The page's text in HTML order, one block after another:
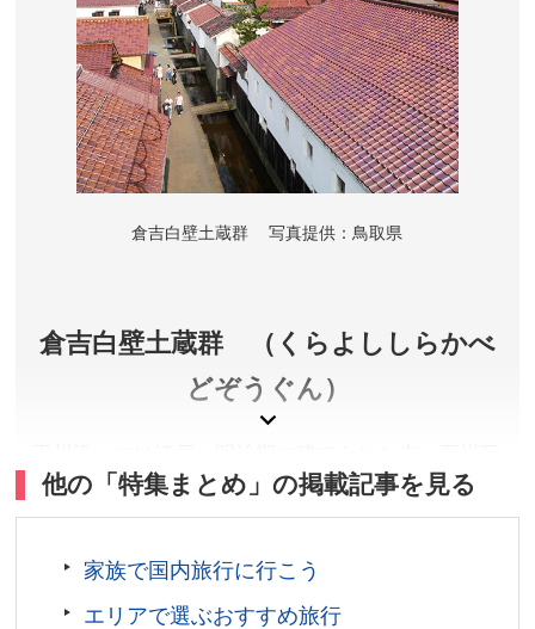
入館料／無料
開館時間／9:00～17:00
休館日／年中無休
アクセス／倉吉駅よりバス(市内線)で約12分「赤瓦・白
壁土蔵」バス停下車、徒歩約3分
所在地／鳥取県倉吉市明治町1012-7
倉吉白壁土蔵群 写真提供：鳥取県
倉吉白壁土蔵群 （くらよししらかべ
どぞうぐん）
に白い漆喰壁の建物が多く並び、当時の面影を見る
ことができます。
鳥取県倉吉市
料金／無料
他の「特集まとめ」の掲載記事を見る
家族で国内旅行に行こう
エリアで選ぶおすすめ旅行